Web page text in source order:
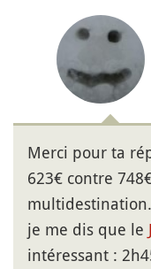
Merci pour ta
623€ contre
je me dis que le
intéressant :